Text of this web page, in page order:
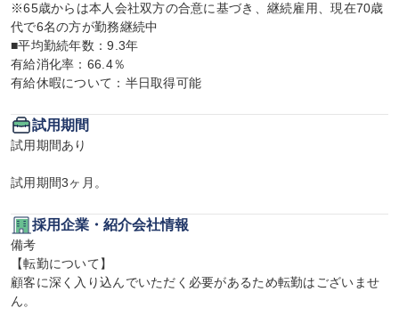
※65歳からは本人会社双方の合意に基づき、継続雇用、現在70歳
代で6名の方が勤務継続中
■平均勤続年数：9.3年
有給消化率：66.4％
有給休暇について：半日取得可能
試用期間
試用期間あり
試用期間3ヶ月。
採用企業・紹介会社情報
備考
【転勤について】
顧客に深く入り込んでいただく必要があるため転勤はございませ
ん。